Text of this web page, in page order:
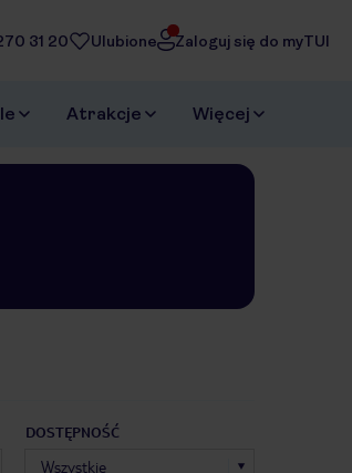
31 20 Ulubione Zaloguj się do myTUI
Atrakcje Więcej
DOSTĘPNOŚĆ